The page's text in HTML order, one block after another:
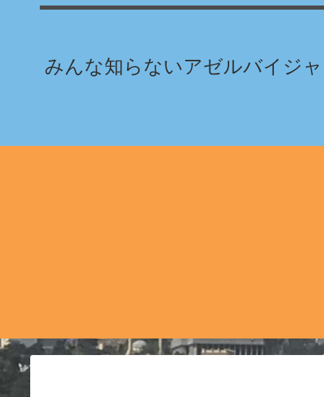
みんな知らないアゼルバイジ